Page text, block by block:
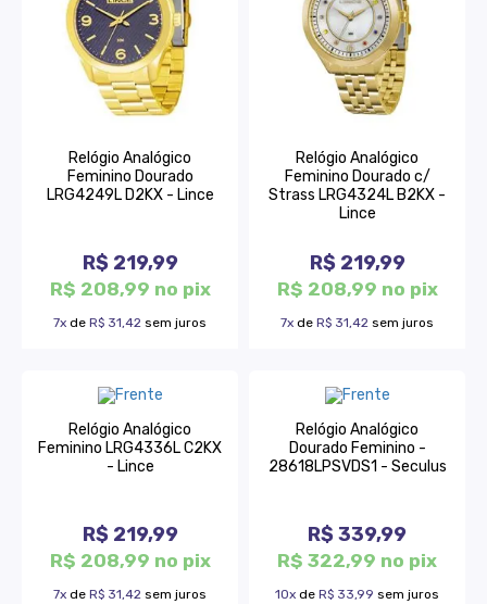
Relógio Analógico
Feminino Dourado
LRG4249L D2KX - Lince
R$ 219,99
R$ 208,99 no pix
7x de R$ 31,42 sem juros
Relógio Analógico
Feminino Dourado c/
Strass LRG4324L B2KX -
Lince
R$ 219,99
R$ 208,99 no pix
7x de R$ 31,42 sem juros
Relógio Analógico
Feminino LRG4336L C2KX
- Lince
R$ 219,99
R$ 208,99 no pix
7x de R$ 31,42 sem juros
Relógio Analógico
Dourado Feminino -
28618LPSVDS1 - Seculus
R$ 339,99
R$ 322,99 no pix
10x de R$ 33,99 sem juros